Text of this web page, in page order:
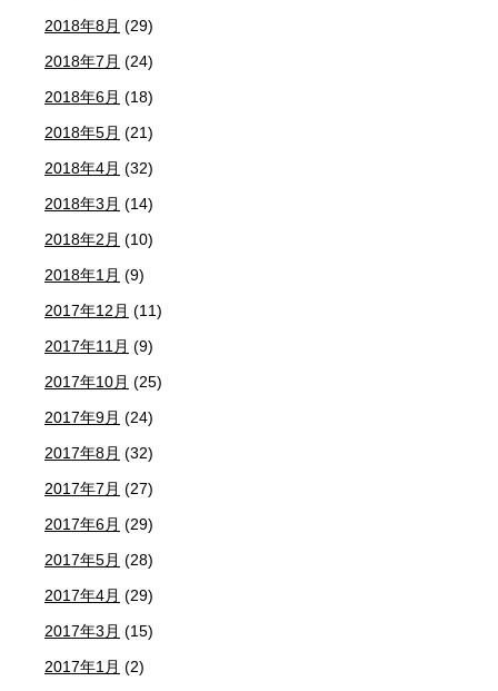
2018年8月 (29)
2018年7月 (24)
2018年6月 (18)
2018年5月 (21)
2018年4月 (32)
2018年3月 (14)
2018年2月 (10)
2018年1月 (9)
2017年12月 (11)
2017年11月 (9)
2017年10月 (25)
2017年9月 (24)
2017年8月 (32)
2017年7月 (27)
2017年6月 (29)
2017年5月 (28)
2017年4月 (29)
2017年3月 (15)
2017年1月 (2)